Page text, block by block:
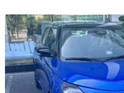
dùng. Đây được xem là bước khởi
động trong nửa cuối năm.